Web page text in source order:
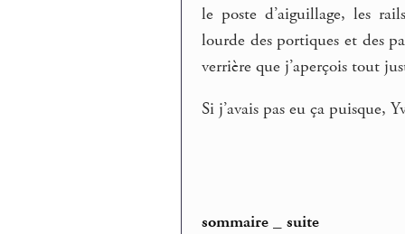
le poste d’aiguillage, les
lourde des portiques et des
verrière que j’aperçois tout
Si j’avais pas eu ça puisque,
sommaire _suite